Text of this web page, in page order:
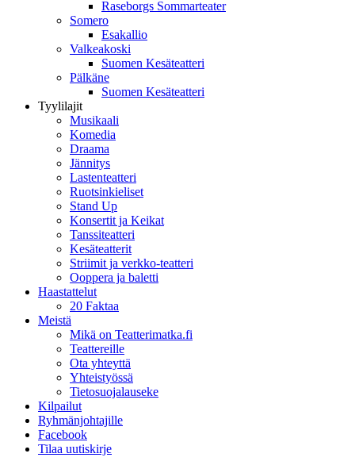
Raseborgs Sommarteater
Somero
Esakallio
Valkeakoski
Suomen Kesäteatteri
Pälkäne
Suomen Kesäteatteri
Tyylilajit
Musikaali
Komedia
Draama
Jännitys
Lastenteatteri
Ruotsinkieliset
Stand Up
Konsertit ja Keikat
Tanssiteatteri
Kesäteatterit
Striimit ja verkko-teatteri
Ooppera ja baletti
Haastattelut
20 Faktaa
Meistä
Mikä on Teatterimatka.fi
Teattereille
Ota yhteyttä
Yhteistyössä
Tietosuojalauseke
Kilpailut
Ryhmänjohtajille
Facebook
Tilaa uutiskirje